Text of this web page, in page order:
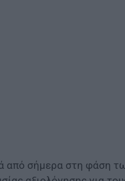
σήμερα στη φάση